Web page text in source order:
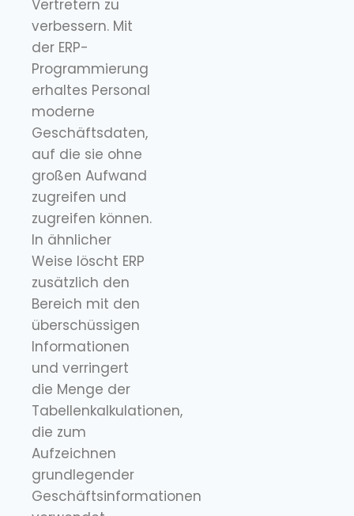
Vertretern zu
verbessern. Mit
der ERP-
Programmierung
erhaltes Personal
moderne
Geschäftsdaten,
auf die sie ohne
großen Aufwand
zugreifen und
zugreifen können.
In ähnlicher
Weise löscht ERP
zusätzlich den
Bereich mit den
überschüssigen
Informationen
und verringert
die Menge der
Tabellenkalkulationen,
die zum
Aufzeichnen
grundlegender
Geschäftsinformationen